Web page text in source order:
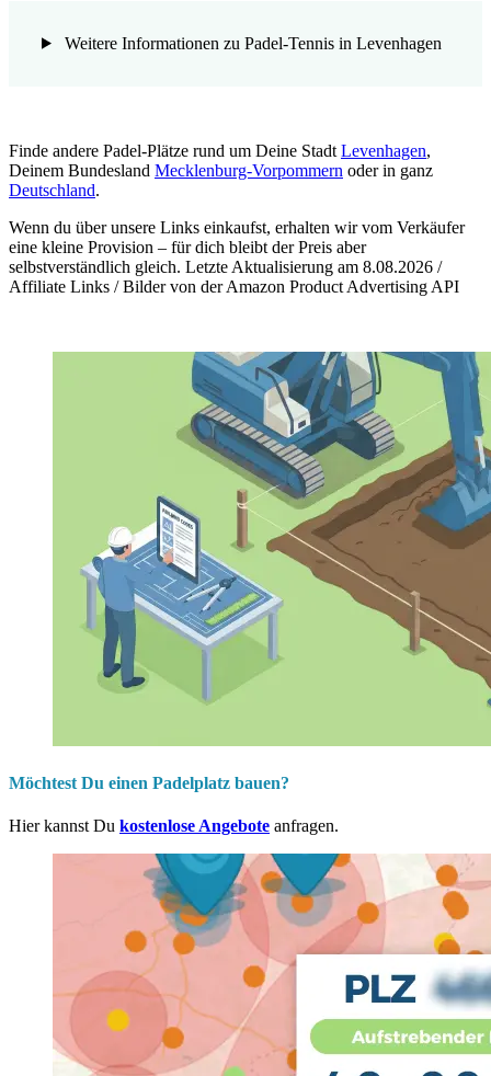
Weitere Informationen zu Padel-Tennis in Levenhagen
Finde andere Padel-Plätze rund um Deine Stadt Levenhagen,
Deinem Bundesland Mecklenburg-Vorpommern oder in ganz
Deutschland.
Wenn du über unsere Links einkaufst, erhalten wir vom Verkäufer
eine kleine Provision – für dich bleibt der Preis aber
selbstverständlich gleich. Letzte Aktualisierung am 8.08.2026 /
Affiliate Links / Bilder von der Amazon Product Advertising API
Möchtest Du einen Padelplatz bauen?
Hier kannst Du kostenlose Angebote anfragen.